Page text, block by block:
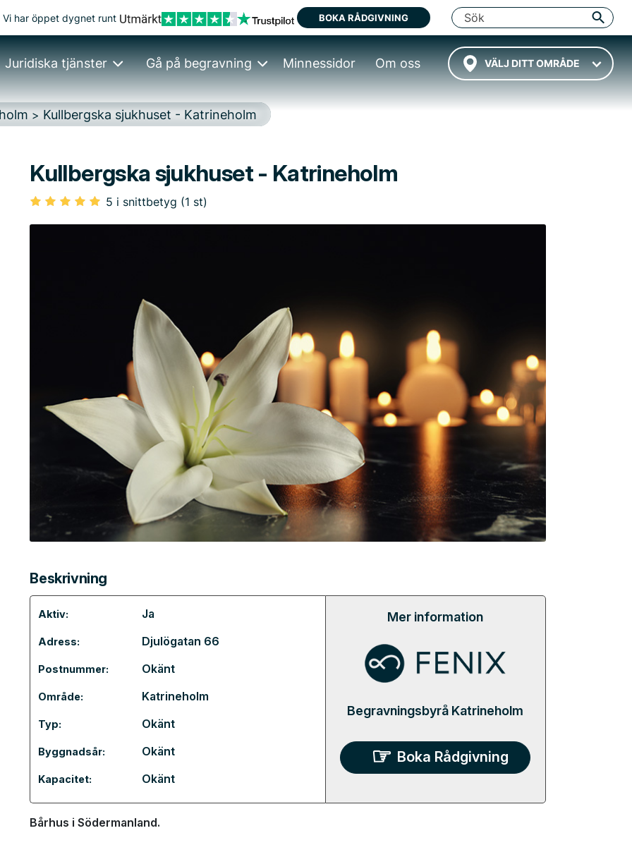
Vi har öppet dygnet runt BOKA RÅDGIVNING
VÄLJ DITT OMRÅDE
Juridiska tjänster Gå på begravning Minnessidor Om oss
> Kullbergska sjukhuset - Katrineholm
Kullbergska sjukhuset - Katrineholm
5 i snittbetyg (1 st)
Beskrivning
Aktiv: Ja
Adress: Djulögatan 66
Postnummer: Okänt
Område: Katrineholm
Typ: Okänt
Byggnadsår: Okänt
Kapacitet: Okänt
Mer information
Begravningsbyrå Katrineholm
Boka Rådgivning
Bårhus i Södermanland.